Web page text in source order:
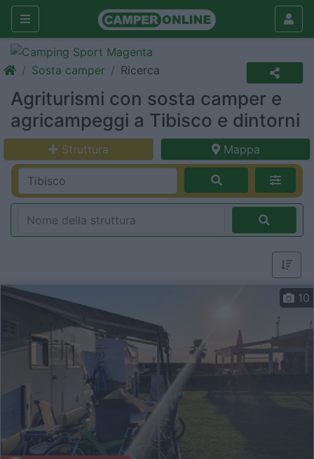
Sosta camper Ricerca
Agriturismi con sosta camper e
agricampeggi a Tibisco e dintorni
Struttura Mappa
10